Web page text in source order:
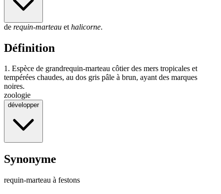
de requin-marteau et halicorne.
Définition
1. Espèce de grandrequin-marteau côtier des mers tropicales et
tempérées chaudes, au dos gris pâle à brun, ayant des marques
noires.
zoologie
développer
Synonyme
requin-marteau à festons